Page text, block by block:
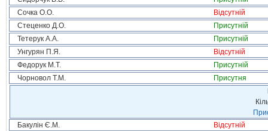
Сочка О.О.
Відсутній
Стеценко Д.О.
Присутній
Тетерук А.А.
Присутній
Унгурян П.Я.
Відсутній
Федорук М.Т.
Присутній
Чорновол Т.М.
Присутня
Бакулін Є.М.
Відсутній